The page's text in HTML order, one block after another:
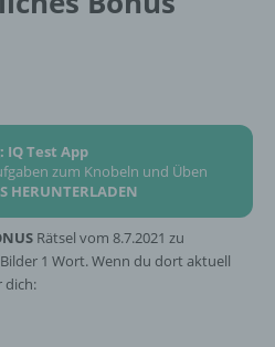
IQ Test App
zum Knobeln und Üben
HERUNTERLADEN
Rätsel vom 8.7.2021 zu
1 Wort. Wenn du dort aktuell
dich: